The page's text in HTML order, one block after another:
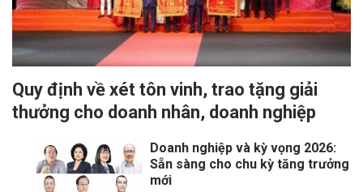
Quy định về xét tôn vinh, trao tặng giải
thưởng cho doanh nhân, doanh nghiệp
Doanh nghiệp và kỳ vọng 2026:
Sẵn sàng cho chu kỳ tăng trưởng
mới